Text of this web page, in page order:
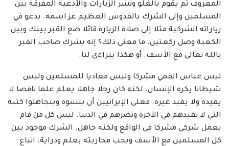
المعروف ثم يقوم بالغلو ونشر الزيارات والأدعية المفرقة بين
المسلمين وإلى الشرك بالقدوس العظيم عز اسمه. يدعو في
زياراته الشركية مثلا إلى صلاة الزيارة قائلا ضع القبر بينك وبين
الكعبة وصل ركعتين. ما معنى ذلك؟ إنه يشرك صاحب القبر
بالله تعالى مع الأسف. أو هكذا يتراءى لنا.
ليس عباس القمي مشركا وليس معاديا للمسلمين وليس
شيطانا يكره الإنسان. لكنه كان رجلا جاهلا يعلم علما ناقصا لا
يفيده ولا يفيد غيره. فعلى الإيرانيين أن ينسوه ويتجاهلوا كتبه
التي لا تفيدهم في الآخرة وتضرهم في الدنيا. ليس كل من قام
بعمل شركي مشركا في الواقع ولكنه جاهل. الشرك موجود بين
كل المسلمين مع الأسف ويجب محاربته بعلم ودراية. اتباع